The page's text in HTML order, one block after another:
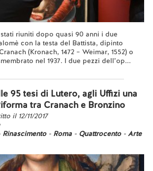
riuniti dopo quasi 90 anni i due
con la testa del Battista, dipinto
(Kronach, 1472 – Weimar, 1552) o
nel 1937. I due pezzi dell’op...
95 tesi di Lutero, agli Uffizi una
tra Cranach e Bronzino
il 12/11/2017
Rinascimento- Roma- Quattrocento- Arte